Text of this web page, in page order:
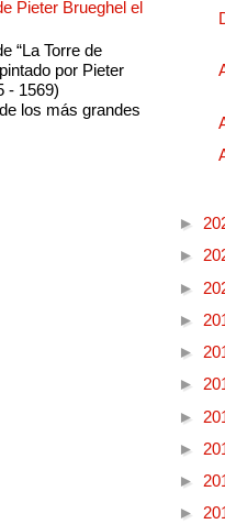
Pieter Brueghel el
“La Torre de
por Pieter
- 1569)
los más grandes
►
►
►
►
►
►
►
►
►
►